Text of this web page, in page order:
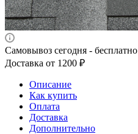
Самовывоз сегодня - бесплатно
Доставка от 1200 ₽
Описание
Как купить
Оплата
Доставка
Дополнительно